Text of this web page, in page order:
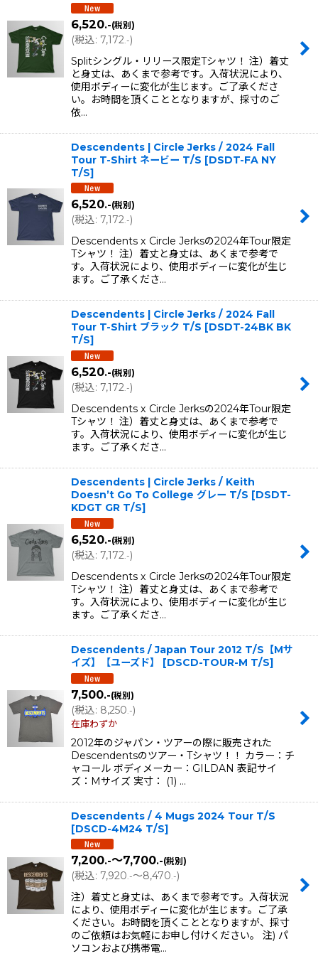
6,520.-(税別)
(税込: 7,172 .-)
Splitシングル・リリース限定Tシャツ！ 注）着丈
と身丈は、あくまで参考です。入荷状況により、
使用ボディーに変化が生じます。ご了承くださ
い。お時間を頂くこととなりますが、採寸のご
依…
Descendents | Circle Jerks / 2024 Fall
Tour T-Shirt ネービー T/S [DSDT-FA NY
T/S]
6,520.-(税別)
(税込: 7,172.-)
Descendents x Circle Jerksの2024年Tour限定
Tシャツ！ 注）着丈と身丈は、あくまで参考で
す。入荷状況により、使用ボディーに変化が生じ
ます。ご了承くださ…
Descendents | Circle Jerks / 2024 Fall
Tour T-Shirt ブラック T/S [DSDT-24BK BK
T/S]
6,520.-(税別)
(税込: 7,172.-)
Descendents x Circle Jerksの2024年Tour限定
Tシャツ！ 注）着丈と身丈は、あくまで参考で
す。入荷状況により、使用ボディーに変化が生じ
ます。ご了承くださ…
Descendents | Circle Jerks / Keith
Doesn’t Go To College グレー T/S [DSDT-
KDGT GR T/S]
6,520.-(税別)
(税込: 7,172 .-)
Descendents x Circle Jerksの2024年Tour限定
Tシャツ！ 注）着丈と身丈は、あくまで参考で
す。入荷状況により、使用ボディーに変化が生じ
ます。ご了承くださ…
Descendents / Japan Tour 2012 T/S【Mサ
イズ】【ユーズド】
[DSCD-TOUR-M T/S]
7,500.-(税別)
(税込: 8,250 .-)
在庫わずか
2012年のジャパン・ツアーの際に販売された
Descendentsのツアー・Tシャツ！！ カラー：チ
ャコール ボディメーカー：GILDAN 表記サイ
ズ：Mサイズ 実寸： (1) …
Descendents / 4 Mugs 2024 Tour T/S
[DSCD-4M24 T/S]
7,200.-～7,700.-(税別)
(税込: 7,920.-～8,470.-)
注）着丈と身丈は、あくまで参考です。入荷状況
により、使用ボディーに変化が生じます。ご了承
ください。お時間を頂くこととなりますが、採寸
のご依頼はお気軽にお申し付けください。 注) パ
ソコンおよび携帯電…